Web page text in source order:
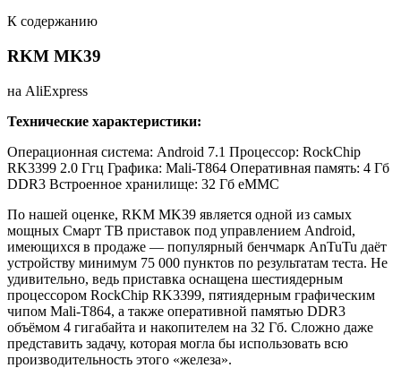
К содержанию
RKM MK39
на AliExpress
Технические характеристики:
Операционная система: Android 7.1 Процессор: RockChip
RK3399 2.0 Ггц Графика: Mali-T864 Оперативная память: 4 Гб
DDR3 Встроенное хранилище: 32 Гб eMMC
По нашей оценке, RKM MK39 является одной из самых
мощных Смарт ТВ приставок под управлением Android,
имеющихся в продаже — популярный бенчмарк AnTuTu даёт
устройству минимум 75 000 пунктов по результатам теста. Не
удивительно, ведь приставка оснащена шестиядерным
процессором RockChip RK3399, пятиядерным графическим
чипом Mali-T864, а также оперативной памятью DDR3
объёмом 4 гигабайта и накопителем на 32 Гб. Сложно даже
представить задачу, которая могла бы использовать всю
производительность этого «железа».